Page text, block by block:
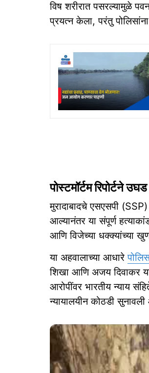
विष शरीरात पसरल्यामुळे
प्रयत्न केला, परंतु
पोस्टमॉर्टम रिपोर्टने
मुरादाबादचे एसएसपी
आल्यानंतर या संपूर्ण
आणि विजेच्या धक्क्यांच्या
या अहवालाच्या आधारे
शिखा आणि अजय दिवाकर
आरोपींवर भारतीय न्याय
न्यायालयीन कोठडी